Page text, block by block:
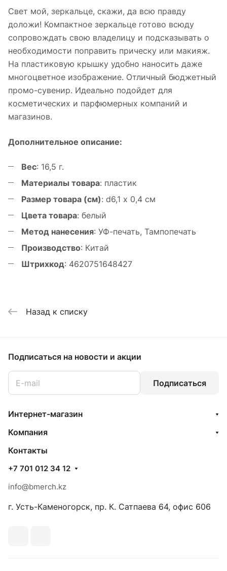
Свет мой, зеркальце, скажи, да всю правду
доложи! Компактное зеркальце готово всюду
сопровождать свою владелицу и подсказывать о
необходимости поправить прическу или макияж.
На пластиковую крышку удобно наносить даже
многоцветное изображение. Отличный бюджетный
промо-сувенир. Идеально подойдет для
косметических и парфюмерных компаний и
магазинов.
Дополнительное описание:
Вес: 16,5 г.
Материалы товара: пластик
Размер товара (см): d6,1 х 0,4 см
Цвета товара: белый
Метод нанесения: УФ-печать, Тампопечать
Производство: Китай
Штрихкод: 4620751648427
Назад к списку
Подписаться на новости и акции
Подписаться
Интернет-магазин
Компания
Контакты
+7 701 012 34 12
info@bmerch.kz
г. Усть-Каменогорск, пр. К. Сатпаева 64, офис 606